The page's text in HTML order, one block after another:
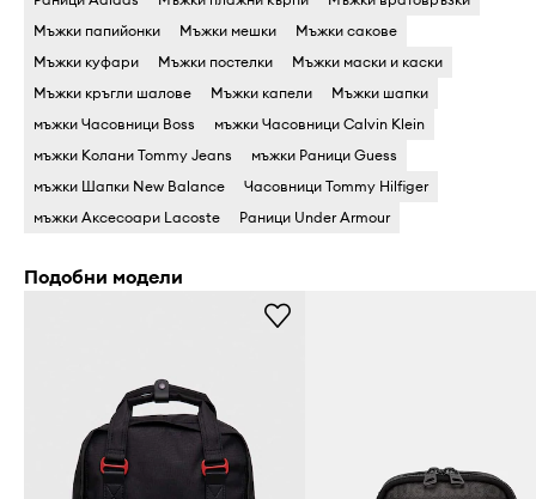
Мъжки папийонки
Мъжки мешки
Мъжки сакове
Мъжки куфари
Мъжки постелки
Мъжки маски и каски
Мъжки кръгли шалове
Мъжки капели
Мъжки шапки
мъжки Часовници Boss
мъжки Часовници Calvin Klein
мъжки Колани Tommy Jeans
мъжки Раници Guess
мъжки Шапки New Balance
Часовници Tommy Hilfiger
мъжки Аксесоари Lacoste
Раници Under Armour
Подобни модели